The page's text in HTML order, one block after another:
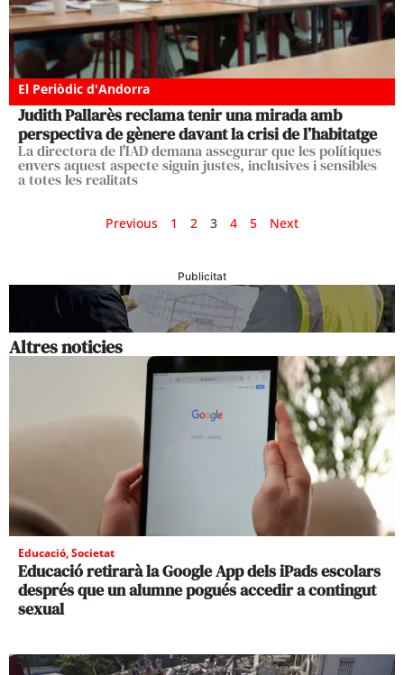
El Periòdic d'Andorra
Judith Pallarès reclama tenir una mirada amb
perspectiva de gènere davant la crisi de l’habitatge
La directora de l'IAD demana assegurar que les polítiques
envers aquest aspecte siguin justes, inclusives i sensibles
a totes les realitats
Previous 1 2 3 4 5 Next
Publicitat
Altres noticies
Educació,Societat
Educació retirarà la Google App dels iPads escolars
després que un alumne pogués accedir a contingut
sexual